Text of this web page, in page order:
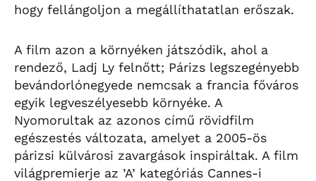
hogy fellángoljon a megállíthatatlan erőszak.
A film azon a környéken játszódik, ahol a
rendező, Ladj Ly felnőtt; Párizs legszegényebb
bevándorlónegyede nemcsak a francia főváros
egyik legveszélyesebb környéke. A
Nyomorultak az azonos című rövidfilm
egészestés változata, amelyet a 2005-ös
párizsi külvárosi zavargások inspiráltak. A film
világpremierje az ’A’ kategóriás Cannes-i